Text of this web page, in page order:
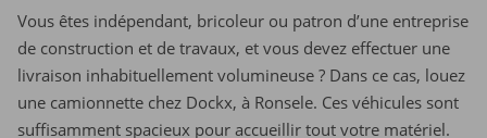
Vous êtes indépendant, bricoleur ou patron d’une entreprise
de construction et de travaux, et vous devez effectuer une
livraison inhabituellement volumineuse ? Dans ce cas, louez
une camionnette chez Dockx, à Ronsele. Ces véhicules sont
suffisamment spacieux pour accueillir tout votre matériel.